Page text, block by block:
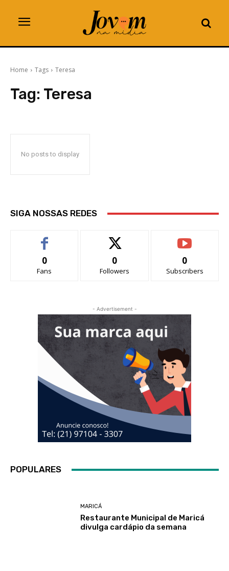
Home Tags Teresa
Tag: Teresa
No posts to display
SIGA NOSSAS REDES
0
Fans
0
Followers
0
Subscribers
- Advertisement -
POPULARES
MARICÁ
Restaurante Municipal de Maricá
divulga cardápio da semana